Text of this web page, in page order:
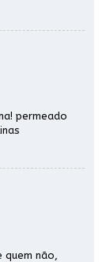
permeado
não,